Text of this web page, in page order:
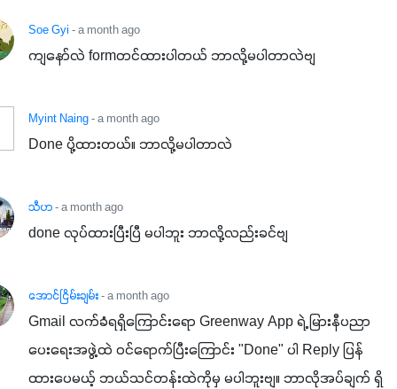
Soe Gyi - a month ago
ကျနော်လဲ formတင်ထားပါတယ် ဘာလို့မပါတာလဲဗျ
Myint Naing- a month ago
Done ပို့ထားတယ်။ ဘာလို့မပါတာလဲ
သီဟ- a month ago
done လုပ်ထားပြီးပြီ မပါဘူး ဘာလို့လည်းခင်ဗျ
အောင်ငြိမ်းချမ်း- a month ago
Gmail လက်ခံရရှိကြောင်းရော Greenway App ရဲ့ မြားနီပညာ
ပေးရေးအဖွဲ့ထဲ ဝင်ရောက်ပြီးကြောင်း "Done" ပါ Reply ပြန်
ထားပေမယ့် ဘယ်သင်တန်းထဲကိုမှ မပါဘူးဗျ။ ဘာလိုအပ်ချက် ရှိ